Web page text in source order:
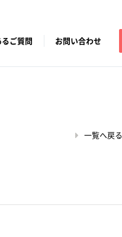
ご質問 お問い合わせ
一覧へ戻る